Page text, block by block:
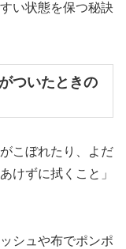
い状態を保つ秘訣
ついたときの
こぼれたり、よだ
けずに拭くこと」
シュや布でポンポ